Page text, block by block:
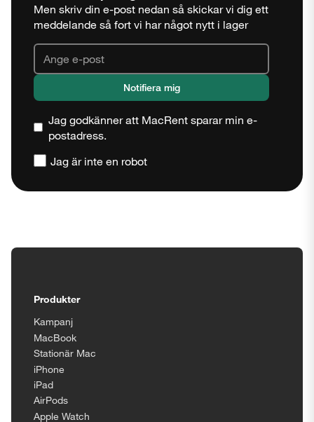
Men skriv din e-post nedan så skickar vi dig ett
meddelande så fort vi har något nytt i lager
Jag godkänner att MacRent sparar min e-
postadress.
Jag är inte en robot
Produkter
Kampanj
MacBook
Stationär Mac
iPhone
iPad
AirPods
Apple Watch